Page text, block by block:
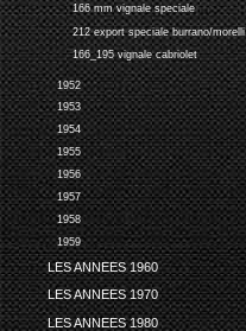
166 mm vignale speciale
212 export speciale burrano/morelli
166_195 vignale cabriolet
1952
1953
1954
1955
1956
1957
1958
1959
LES ANNEES 1960
LES ANNEES 1970
LES ANNEES 1980